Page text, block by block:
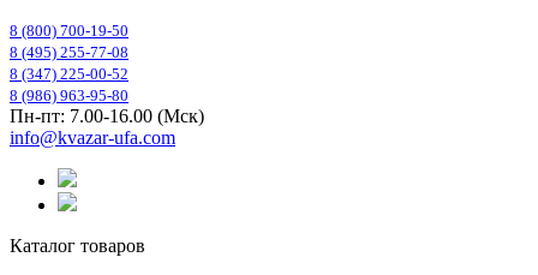
8 (800) 700-19-50
8 (495) 255-77-08
8 (347) 225-00-52
8 (986) 963-95-80
Пн-пт: 7.00-16.00 (Мск)
info@kvazar-ufa.com
Каталог товаров